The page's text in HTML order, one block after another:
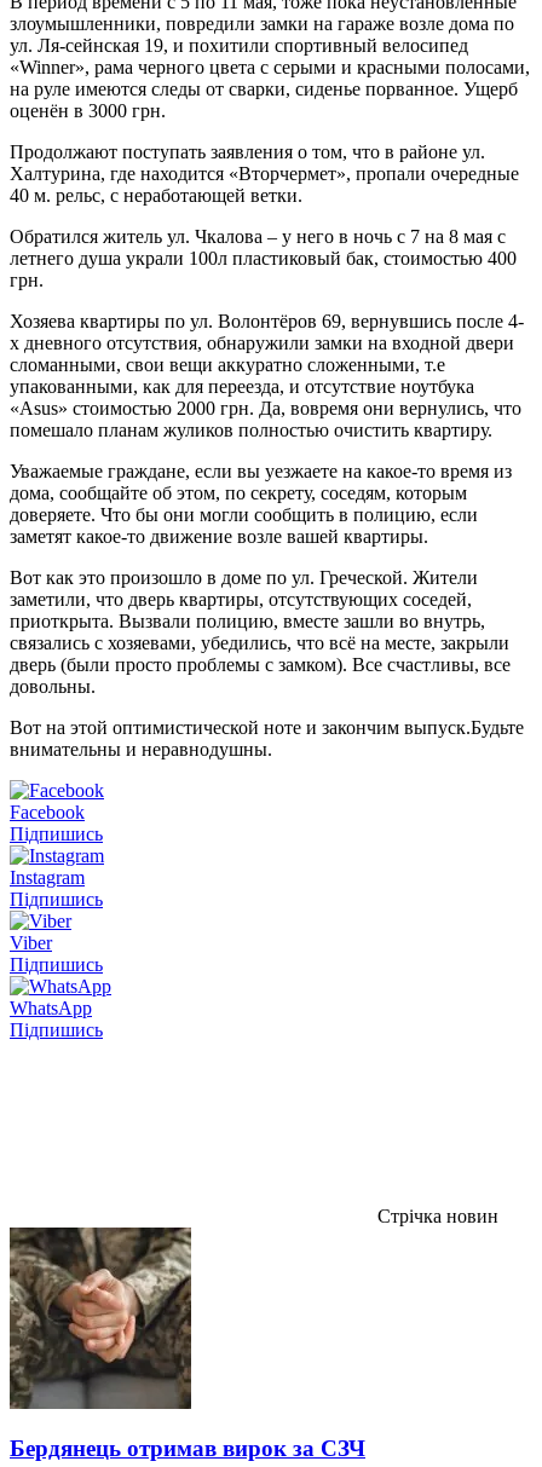
злоумышленники, повредили замки на гараже возле дома по
ул. Ля-сейнская 19, и похитили спортивный велосипед
«Winner», рама черного цвета с серыми и красными полосами,
на руле имеются следы от сварки, сиденье порванное. Ущерб
оценён в 3000 грн.
Продолжают поступать заявления о том, что в районе ул.
Халтурина, где находится «Вторчермет», пропали очередные
40 м. рельс, с неработающей ветки.
Обратился житель ул. Чкалова – у него в ночь с 7 на 8 мая с
летнего душа украли 100л пластиковый бак, стоимостью 400
грн.
Хозяева квартиры по ул. Волонтёров 69, вернувшись после 4-
х дневного отсутствия, обнаружили замки на входной двери
сломанными, свои вещи аккуратно сложенными, т.е
упакованными, как для переезда, и отсутствие ноутбука
«Asus» стоимостью 2000 грн. Да, вовремя они вернулись, что
помешало планам жуликов полностью очистить квартиру.
Уважаемые граждане, если вы уезжаете на какое-то время из
дома, сообщайте об этом, по секрету, соседям, которым
доверяете. Что бы они могли сообщить в полицию, если
заметят какое-то движение возле вашей квартиры.
Вот как это произошло в доме по ул. Греческой. Жители
заметили, что дверь квартиры, отсутствующих соседей,
приоткрыта. Вызвали полицию, вместе зашли во внутрь,
связались с хозяевами, убедились, что всё на месте, закрыли
дверь (были просто проблемы с замком). Все счастливы, все
довольны.
Вот на этой оптимистической ноте и закончим выпуск.Будьте
внимательны и неравнодушны.
Facebook
Підпишись
Instagram
Підпишись
Viber
Підпишись
WhatsApp
Підпишись
Стрічка новин
Бердянець отримав вирок за СЗЧ